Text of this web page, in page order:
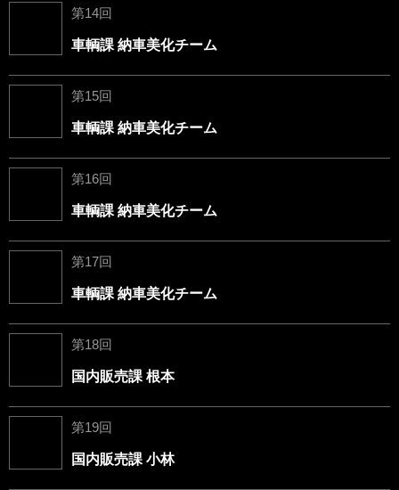
第14回
車輌課 納車美化チーム
第15回
車輌課 納車美化チーム
第16回
車輌課 納車美化チーム
第17回
車輌課 納車美化チーム
第18回
国内販売課 根本
第19回
国内販売課 小林